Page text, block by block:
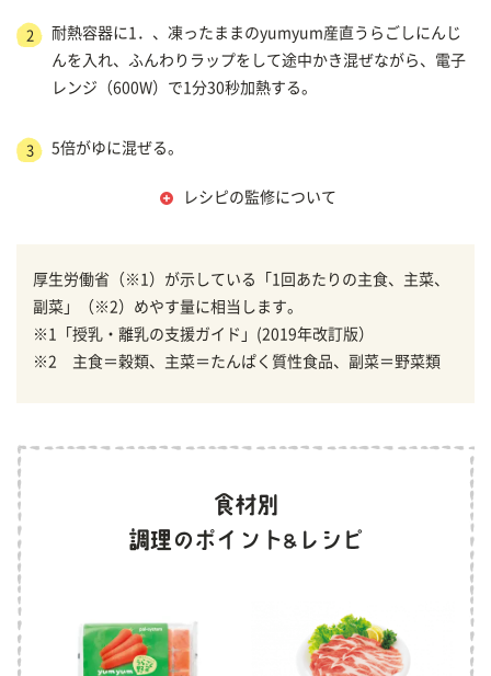
2
耐熱容器に1．、凍ったままのyumyum産直うらごしにんじ
んを入れ、ふんわりラップをして途中かき混ぜながら、電子
レンジ（600W）で1分30秒加熱する。
3 5倍がゆに混ぜる。
レシピの監修について
厚生労働省（※1）が示している「1回あたりの主食、主菜、
副菜」（※2）めやす量に相当します。
※1「授乳・離乳の支援ガイド」(2019年改訂版）
※2 主食＝穀類、主菜＝たんぱく質性食品、副菜＝野菜類